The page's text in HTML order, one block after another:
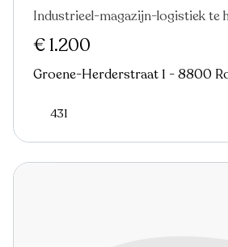
Nieuw
Industrieel-magazijn-logistiek te
€ 1.200
Groene-Herderstraat 1 - 8800
431